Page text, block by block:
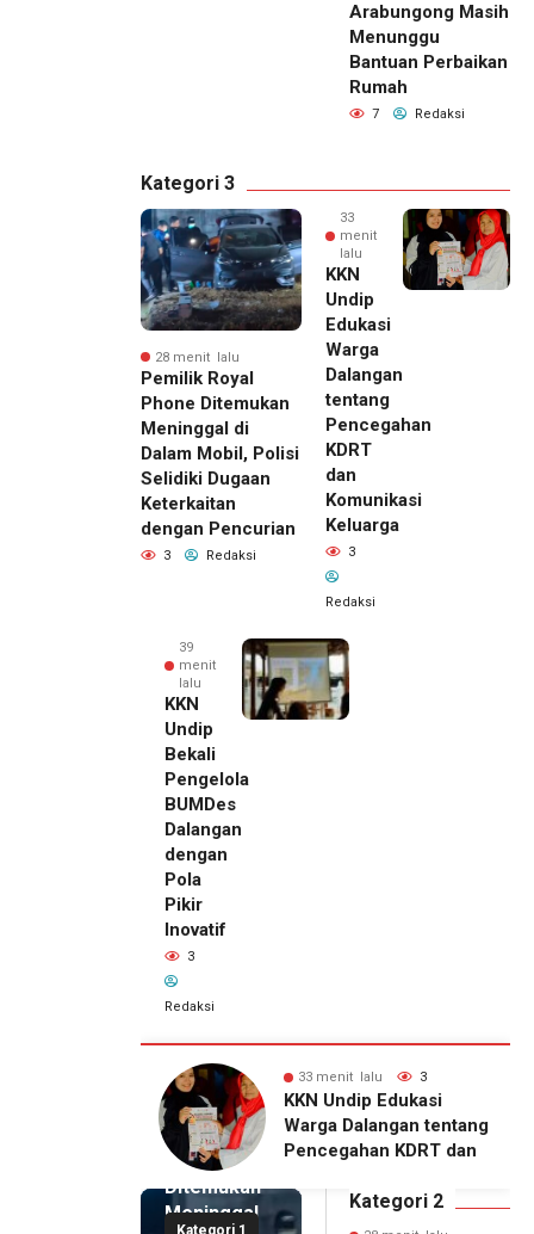
Arabungong Masih
Menunggu
Bantuan Perbaikan
Rumah
7 Redaksi
Kategori 3
28 menit lalu
Pemilik Royal
Phone Ditemukan
Meninggal di
Dalam Mobil, Polisi
Selidiki Dugaan
Keterkaitan
dengan Pencurian
3 Redaksi
33
menit
lalu
KKN
Undip
Edukasi
Warga
Dalangan
tentang
Pencegahan
KDRT
dan
Komunikasi
Keluarga
3
Redaksi
39
menit
lalu
KKN
Undip
Bekali
Pengelola
BUMDes
Dalangan
dengan
Pola
Pikir
Inovatif
3
Redaksi
39 menit lalu 3
KKN Undip Bekali
Pengelola BUMDes
Dalangan dengan Pola
28 menit
lalu
Pemilik
Royal
Phone
Ditemukan
Meninggal
Kategori 2